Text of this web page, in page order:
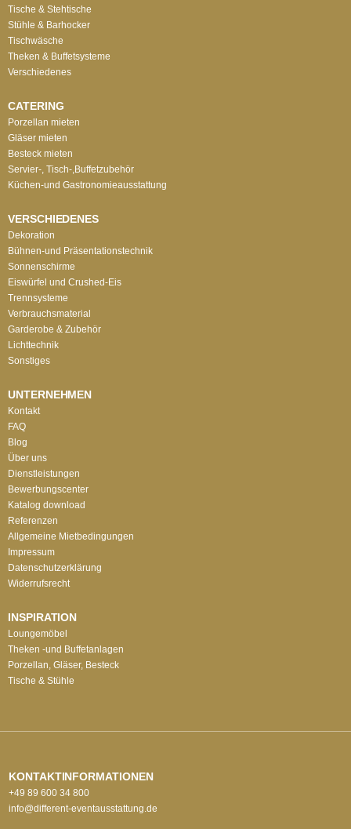
Tische & Stehtische
Stühle & Barhocker
Tischwäsche
Theken & Buffetsysteme
Verschiedenes
CATERING
Porzellan mieten
Gläser mieten
Besteck mieten
Servier-, Tisch-,Buffetzubehör
Küchen-und Gastronomieausstattung
VERSCHIEDENES
Dekoration
Bühnen-und Präsentationstechnik
Sonnenschirme
Eiswürfel und Crushed-Eis
Trennsysteme
Verbrauchsmaterial
Garderobe & Zubehör
Lichttechnik
Sonstiges
UNTERNEHMEN
Kontakt
FAQ
Blog
Über uns
Dienstleistungen
Bewerbungscenter
Katalog download
Referenzen
Allgemeine Mietbedingungen
Impressum
Datenschutzerklärung
Widerrufsrecht
INSPIRATION
Loungemöbel
Theken -und Buffetanlagen
Porzellan, Gläser, Besteck
Tische & Stühle
KONTAKTINFORMATIONEN
+49 89 600 34 800
info@different-eventausstattung.de